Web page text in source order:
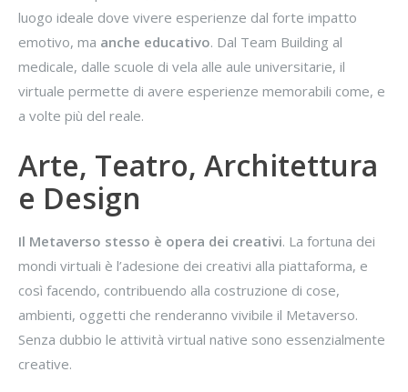
luogo ideale dove vivere esperienze dal forte impatto
emotivo, ma anche educativo. Dal Team Building al
medicale, dalle scuole di vela alle aule universitarie, il
virtuale permette di avere esperienze memorabili come, e
a volte più del reale.
Arte, Teatro, Architettura
e Design
Il Metaverso stesso è opera dei creativi. La fortuna dei
mondi virtuali è l’adesione dei creativi alla piattaforma, e
così facendo, contribuendo alla costruzione di cose,
ambienti, oggetti che renderanno vivibile il Metaverso.
Senza dubbio le attività virtual native sono essenzialmente
creative.